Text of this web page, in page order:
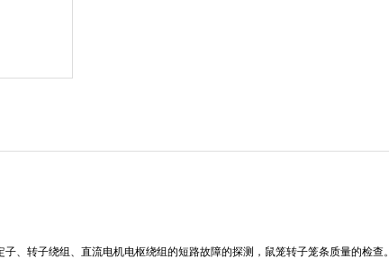
、转子绕组、直流电机电枢绕组的短路故障的探测，鼠笼转子笼条质量的检查。